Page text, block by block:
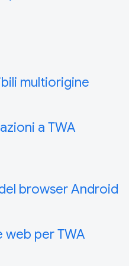
multiorigine
a TWA
browser Android
web per TWA